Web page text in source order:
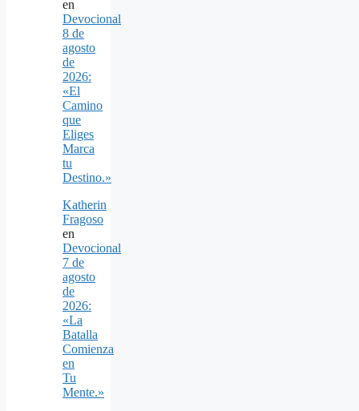
en
Devocional
8 de
agosto
de
2026:
«El
Camino
que
Eliges
Marca
tu
Destino.»
Katherin
Fragoso
en
Devocional
7 de
agosto
de
2026:
«La
Batalla
Comienza
en
Tu
Mente.»